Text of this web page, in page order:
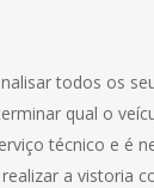
todos os
qual o
técnico e é
a vistoria